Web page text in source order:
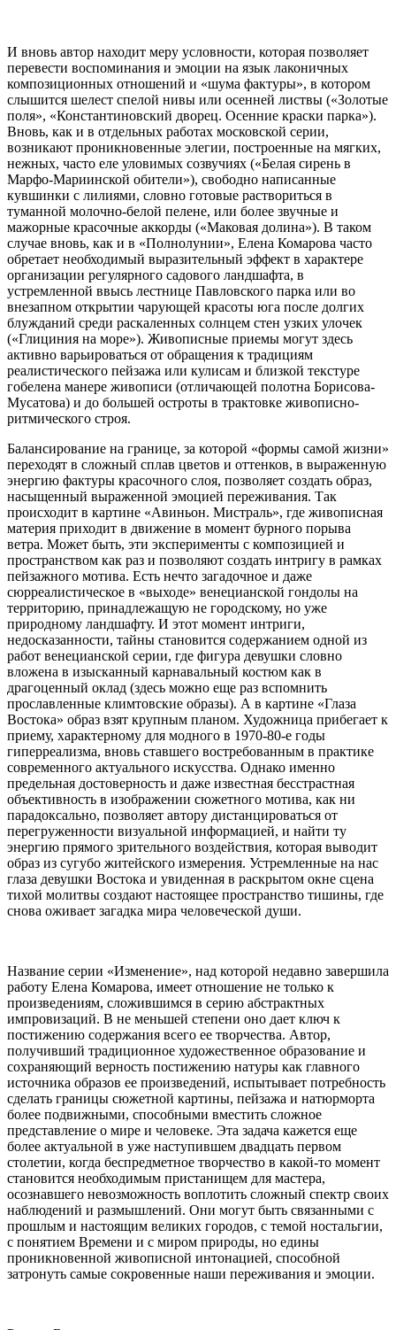
И вновь автор находит меру условности, которая позволяет
перевести воспоминания и эмоции на язык лаконичных
композиционных отношений и «шума фактуры», в котором
слышится шелест спелой нивы или осенней листвы («Золотые
поля», «Константиновский дворец. Осенние краски парка»).
Вновь, как и в отдельных работах московской серии,
возникают проникновенные элегии, построенные на мягких,
нежных, часто еле уловимых созвучиях («Белая сирень в
Марфо-Мариинской обители»), свободно написанные
кувшинки с лилиями, словно готовые раствориться в
туманной молочно-белой пелене, или более звучные и
мажорные красочные аккорды («Маковая долина»). В таком
случае вновь, как и в «Полнолунии», Елена Комарова часто
обретает необходимый выразительный эффект в характере
организации регулярного садового ландшафта, в
устремленной ввысь лестнице Павловского парка или во
внезапном открытии чарующей красоты юга после долгих
блужданий среди раскаленных солнцем стен узких улочек
(«Глициния на море»). Живописные приемы могут здесь
активно варьироваться от обращения к традициям
реалистического пейзажа или кулисам и близкой текстуре
гобелена манере живописи (отличающей полотна Борисова-
Мусатова) и до большей остроты в трактовке живописно-
ритмического строя.
Балансирование на границе, за которой «формы самой жизни»
переходят в сложный сплав цветов и оттенков, в выраженную
энергию фактуры красочного слоя, позволяет создать образ,
насыщенный выраженной эмоцией переживания. Так
происходит в картине «Авиньон. Мистраль», где живописная
материя приходит в движение в момент бурного порыва
ветра. Может быть, эти эксперименты с композицией и
пространством как раз и позволяют создать интригу в рамках
пейзажного мотива. Есть нечто загадочное и даже
сюрреалистическое в «выходе» венецианской гондолы на
территорию, принадлежащую не городскому, но уже
природному ландшафту. И этот момент интриги,
недосказанности, тайны становится содержанием одной из
работ венецианской серии, где фигура девушки словно
вложена в изысканный карнавальный костюм как в
драгоценный оклад (здесь можно еще раз вспомнить
прославленные климтовские образы). А в картине «Глаза
Востока» образ взят крупным планом. Художница прибегает к
приему, характерному для модного в 1970-80-е годы
гиперреализма, вновь ставшего востребованным в практике
современного актуального искусства. Однако именно
предельная достоверность и даже известная бесстрастная
объективность в изображении сюжетного мотива, как ни
парадоксально, позволяет автору дистанцироваться от
перегруженности визуальной информацией, и найти ту
энергию прямого зрительного воздействия, которая выводит
образ из сугубо житейского измерения. Устремленные на нас
глаза девушки Востока и увиденная в раскрытом окне сцена
тихой молитвы создают настоящее пространство тишины, где
снова оживает загадка мира человеческой души.
Название серии «Изменение», над которой недавно завершила
работу Елена Комарова, имеет отношение не только к
произведениям, сложившимся в серию абстрактных
импровизаций. В не меньшей степени оно дает ключ к
постижению содержания всего ее творчества. Автор,
получивший традиционное художественное образование и
сохраняющий верность постижению натуры как главного
источника образов ее произведений, испытывает потребность
сделать границы сюжетной картины, пейзажа и натюрморта
более подвижными, способными вместить сложное
представление о мире и человеке. Эта задача кажется еще
более актуальной в уже наступившем двадцать первом
столетии, когда беспредметное творчество в какой-то момент
становится необходимым пристанищем для мастера,
осознавшего невозможность воплотить сложный спектр своих
наблюдений и размышлений. Они могут быть связанными с
прошлым и настоящим великих городов, с темой ностальгии,
с понятием Времени и с миром природы, но едины
проникновенной живописной интонацией, способной
затронуть самые сокровенные наши переживания и эмоции.